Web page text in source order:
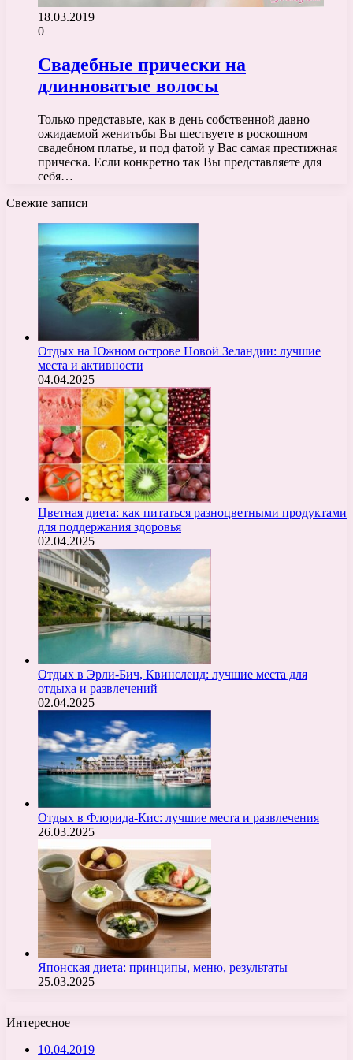
18.03.2019
0
Свадебные прически на
длинноватые волосы
Только представьте, как в день собственной давно
ожидаемой женитьбы Вы шествуете в роскошном
свадебном платье, и под фатой у Вас самая престижная
прическа. Если конкретно так Вы представляете для
себя…
Свежие записи
Отдых на Южном острове Новой Зеландии: лучшие
места и активности
04.04.2025
Цветная диета: как питаться разноцветными продуктами
для поддержания здоровья
02.04.2025
Отдых в Эрли-Бич, Квинсленд: лучшие места для
отдыха и развлечений
02.04.2025
Отдых в Флорида-Кис: лучшие места и развлечения
26.03.2025
Японская диета: принципы, меню, результаты
25.03.2025
Интересное
10.04.2019